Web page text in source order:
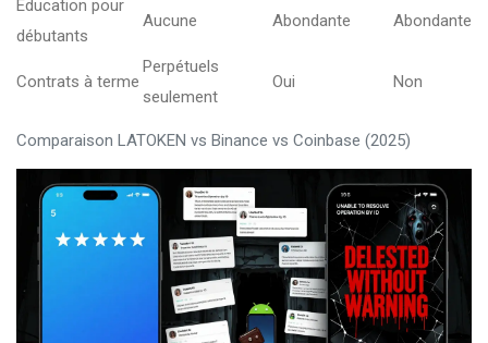
Comparaison LATOKEN vs Binance vs Coinbase (2025)
Éducation pour
débutants
Aucune Abondante Abondante
Contrats à terme
Perpétuels
seulement
Oui Non